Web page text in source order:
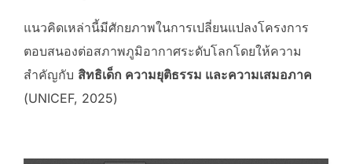
แนวคิดเหล่านี้มีศักยภาพในการเปลี่ยนแปลงโครงการ
ตอบสนองต่อสภาพภูมิอากาศระดับโลกโดยให้ความ
สำคัญกับ สิทธิเด็ก ความยุติธรรม และความเสมอภาค
(UNICEF, 2025)